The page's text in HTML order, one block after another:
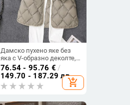
Дамско пухено яке без
яка с V-образно деколте,
Chenille плат, пълнеж: бял
гъши пух; съдържание на
пух 51–55%; дължина
ултра къса ≤40 см; без
76.54 - 95.76 € /
149.70 - 187.29 лв
add_shopping_cart